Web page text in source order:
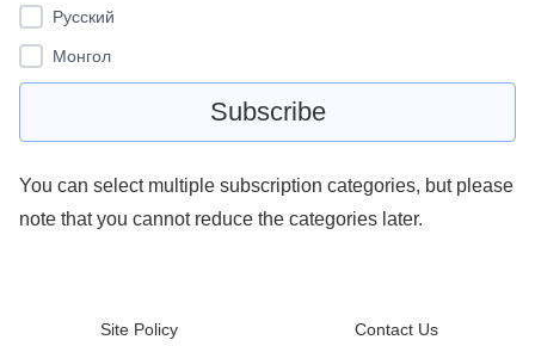
Pусский
Монгол
You can select multiple subscription categories, but please
note that you cannot reduce the categories later.
Site Policy Contact Us